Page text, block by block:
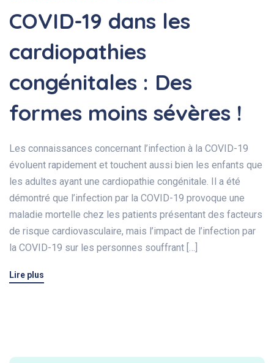
COVID-19 dans les
cardiopathies
congénitales : Des
formes moins sévères !
Les connaissances concernant l’infection à la COVID-19
évoluent rapidement et touchent aussi bien les enfants que
les adultes ayant une cardiopathie congénitale. Il a été
démontré que l’infection par la COVID-19 provoque une
maladie mortelle chez les patients présentant des facteurs
de risque cardiovasculaire, mais l’impact de l’infection par
la COVID-19 sur les personnes souffrant […]
Lire plus